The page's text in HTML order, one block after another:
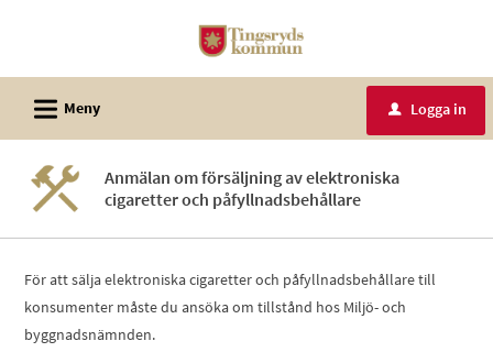
e-
tjänster
-
Tingsryds
kommun
L Meny u Logga in
Anmälan om försäljning av elektroniska
cigaretter och påfyllnadsbehållare
För att sälja elektroniska cigaretter och påfyllnadsbehållare till
konsumenter måste du ansöka om tillstånd hos Miljö- och
byggnadsnämnden.